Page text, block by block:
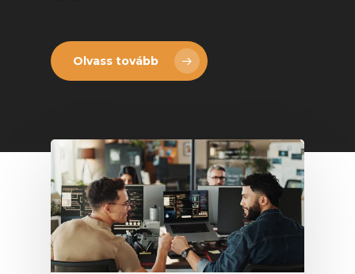
Olvass tovább